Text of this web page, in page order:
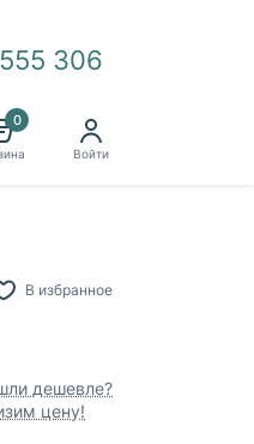
0
Войти
306
В избранное
дешевле?
цену!